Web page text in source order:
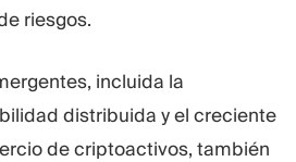
riesgos.
incluida la
distribuida y el creciente
de criptoactivos, también